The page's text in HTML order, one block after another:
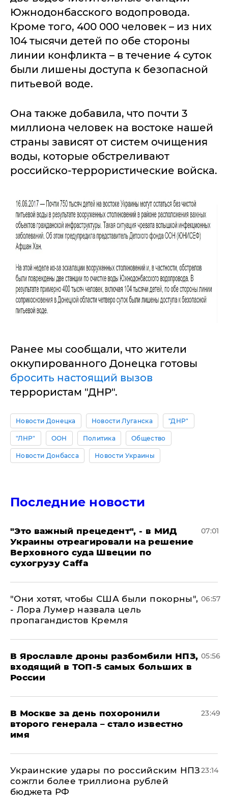
Южнодонбасского водопровода.
Кроме того, 400 000 человек – из них
104 тысячи детей по обе стороны
линии конфликта – в течение 4 суток
были лишены доступа к безопасной
питьевой воде.
Она также добавила, что почти 3
миллиона человек на востоке нашей
страны зависят от систем очищения
воды, которые обстреливают
российско-террористические войска.
Ранее мы сообщали, что жители
оккупированного Донецка готовы
бросить настоящий вызов
террористам "ДНР".
Новости Донецка Новости Луганска "ДНР"
"ЛНР" ООН Политика Общество
Новости Донбасса Новости Украины
Последние новости
"Это важный прецедент", - в МИД
Украины отреагировали на решение
Верховного суда Швеции по
сухогрузу Caffa
07:01
"Они хотят, чтобы США были покорны",
- Лора Лумер назвала цель
пропагандистов Кремля
06:57
В Ярославле дроны разбомбили НПЗ,
входящий в ТОП-5 самых больших в
России
05:56
В Москве за день похоронили
второго генерала – стало известно
имя
23:49
Украинские удары по российским НПЗ
сожгли более триллиона рублей
бюджета РФ
23:14